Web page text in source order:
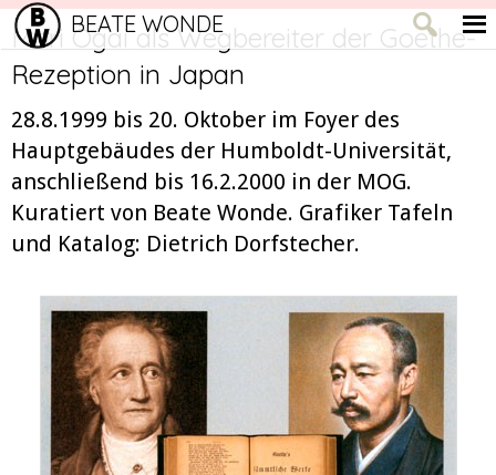
BEATE WONDE
Mori Ôgai als Wegbereiter der Goethe-
Rezeption in Japan
28.8.1999 bis 20. Oktober im Foyer des
Hauptgebäudes der Humboldt-Universität,
anschließend bis 16.2.2000 in der MOG.
Kuratiert von Beate Wonde. Grafiker Tafeln
und Katalog: Dietrich Dorfstecher.